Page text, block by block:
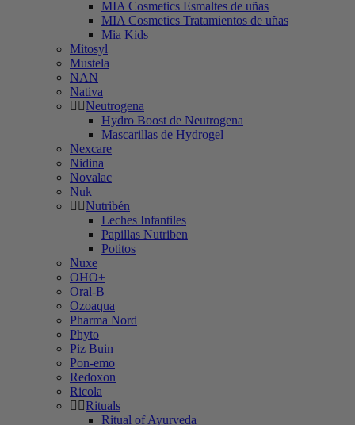
MIA Cosmetics Esmaltes de uñas
MIA Cosmetics Tratamientos de uñas
Mia Kids
Mitosyl
Mustela
NAN
Nativa
Neutrogena
Hydro Boost de Neutrogena
Mascarillas de Hydrogel
Nexcare
Nidina
Novalac
Nuk
Nutribén
Leches Infantiles
Papillas Nutriben
Potitos
Nuxe
OHO+
Oral-B
Ozoaqua
Pharma Nord
Phyto
Piz Buin
Pon-emo
Redoxon
Ricola
Rituals
Ritual of Ayurveda